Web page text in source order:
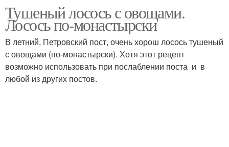
Лосось в тесте Лосось в слоеном тесте
Пирог из лосося
Лосось в песочном
Тушеный лосось с овощами.
Лосось по-монастырски
В летний, Петровский пост, очень хорош лосось тушеный
с овощами (по-монастырски). Хотя этот рецепт
возможно использовать при послаблении поста и в
любой из других постов.